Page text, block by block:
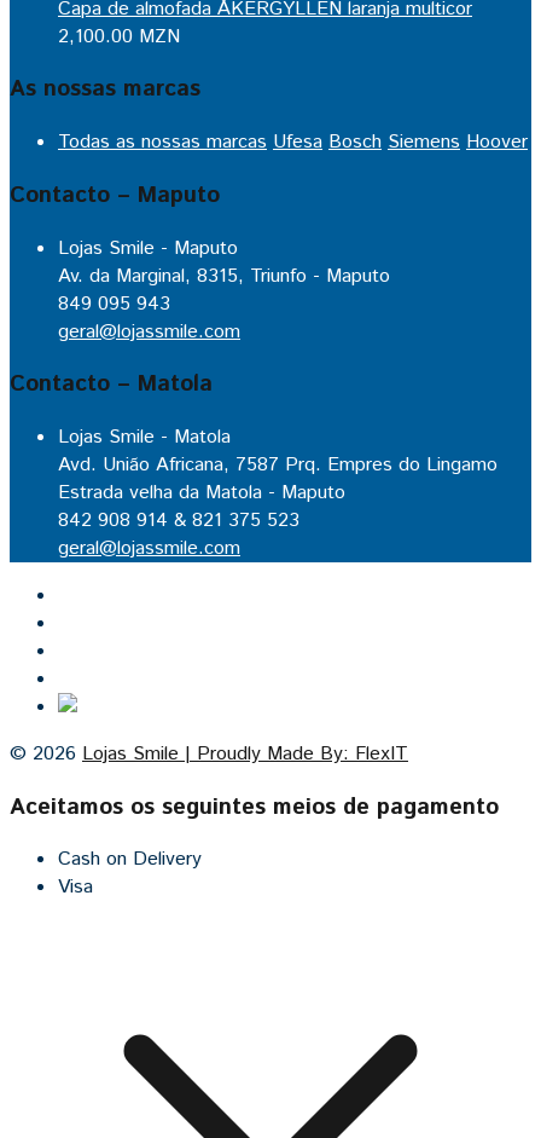
Capa de almofada ÅKERGYLLEN laranja multicor
2,100.00 MZN
As nossas marcas
Todas as nossas marcas Ufesa Bosch Siemens Hoover
Contacto – Maputo
Lojas Smile - Maputo
Av. da Marginal, 8315, Triunfo - Maputo
849 095 943
geral@lojassmile.com
Contacto – Matola
Lojas Smile - Matola
Avd. União Africana, 7587 Prq. Empres do Lingamo
Estrada velha da Matola - Maputo
842 908 914 & 821 375 523
geral@lojassmile.com
© 2026 Lojas Smile | Proudly Made By: FlexIT
Aceitamos os seguintes meios de pagamento
Cash on Delivery
Visa